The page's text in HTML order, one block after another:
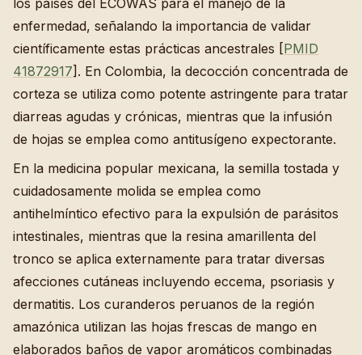
enfermedad, señalando la importancia de validar
científicamente estas prácticas ancestrales [PMID
41872917]. En Colombia, la decocción concentrada de
corteza se utiliza como potente astringente para tratar
diarreas agudas y crónicas, mientras que la infusión
de hojas se emplea como antitusígeno expectorante.
En la medicina popular mexicana, la semilla tostada y
cuidadosamente molida se emplea como
antihelmíntico efectivo para la expulsión de parásitos
intestinales, mientras que la resina amarillenta del
tronco se aplica externamente para tratar diversas
afecciones cutáneas incluyendo eccema, psoriasis y
dermatitis. Los curanderos peruanos de la región
amazónica utilizan las hojas frescas de mango en
elaborados baños de vapor aromáticos combinadas